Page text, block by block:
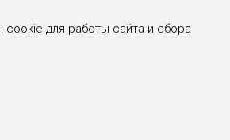
для работы сайта и сбора